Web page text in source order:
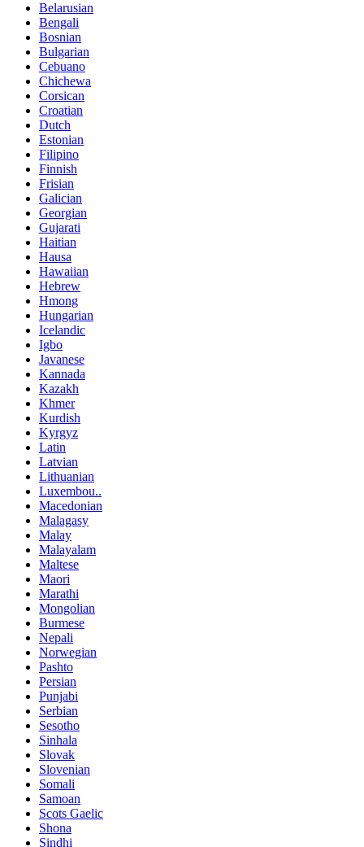
Belarusian
Bengali
Bosnian
Bulgarian
Cebuano
Chichewa
Corsican
Croatian
Dutch
Estonian
Filipino
Finnish
Frisian
Galician
Georgian
Gujarati
Haitian
Hausa
Hawaiian
Hebrew
Hmong
Hungarian
Icelandic
Igbo
Javanese
Kannada
Kazakh
Khmer
Kurdish
Kyrgyz
Latin
Latvian
Lithuanian
Luxembou..
Macedonian
Malagasy
Malay
Malayalam
Maltese
Maori
Marathi
Mongolian
Burmese
Nepali
Norwegian
Pashto
Persian
Punjabi
Serbian
Sesotho
Sinhala
Slovak
Slovenian
Somali
Samoan
Scots Gaelic
Shona
Sindhi